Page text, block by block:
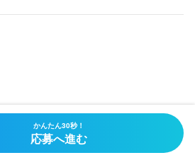
かんたん30秒！
応募へ進む